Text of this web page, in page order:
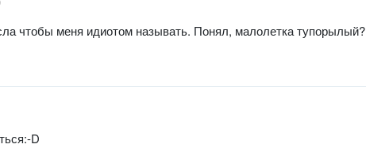
чтобы меня идиотом называть. Понял, малолетка тупорылый?
D